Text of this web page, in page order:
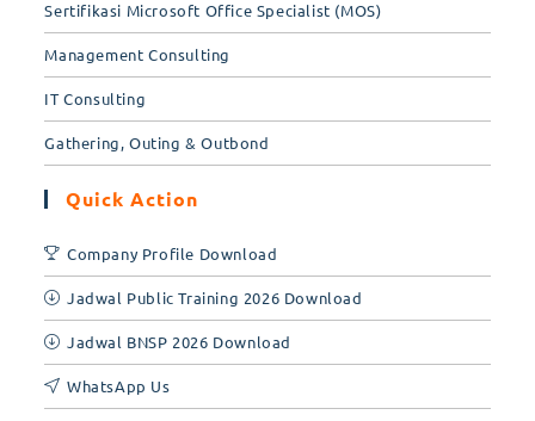
Sertifikasi Microsoft Office Specialist (MOS)
Management Consulting
IT Consulting
Gathering, Outing & Outbond
Quick Action
Company Profile Download
Jadwal Public Training 2026 Download
Jadwal BNSP 2026 Download
WhatsApp Us